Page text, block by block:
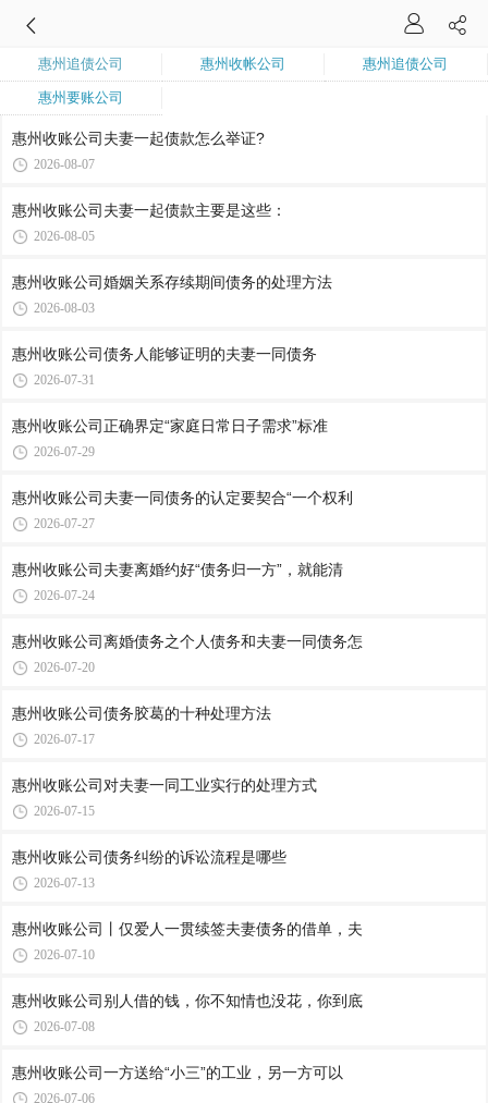
惠州追债公司 惠州收帐公司 惠州追债公司
惠州要账公司
惠州收账公司​夫妻一起债款怎么举证?
2026-08-07
惠州收账公司​夫妻一起债款主要是这些：
2026-08-05
惠州收账公司​婚姻关系存续期间债务的处理方法
2026-08-03
惠州收账公司​债务人能够证明的夫妻一同债务
2026-07-31
惠州收账公司​正确界定“家庭日常日子需求”标准
2026-07-29
惠州收账公司​夫妻一同债务的认定要契合“一个权利
2026-07-27
惠州收账公司​夫妻离婚约好“债务归一方”，就能清
2026-07-24
惠州收账公司​离婚债务之个人债务和夫妻一同债务怎
2026-07-20
惠州收账公司​债务胶葛的十种处理方法
2026-07-17
惠州收账公司​对夫妻一同工业实行的处理方式
2026-07-15
惠州收账公司​债务纠纷的诉讼流程是哪些
2026-07-13
惠州收账公司​丨仅爱人一贯续签夫妻债务的借单，夫
2026-07-10
惠州收账公司​别人借的钱，你不知情也没花，你到底
2026-07-08
惠州收账公司​一方送给“小三”的工业，另一方可以
2026-07-06